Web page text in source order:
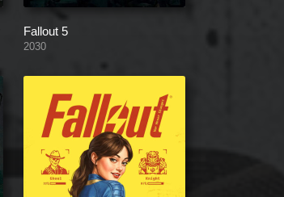
Fallout 5
2030